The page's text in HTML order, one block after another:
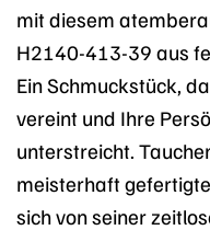
mit diesem
H2140-413-39 aus
Ein Schmuckstück,
vereint und Ihre
unterstreicht.
meisterhaft
sich von seiner